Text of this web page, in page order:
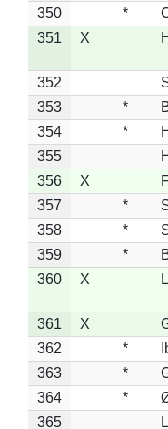
350
*
351
X
352
353
*
354
*
355
356
X
357
*
358
*
359
*
360
X
361 X
362
*
363
*
364
*
365